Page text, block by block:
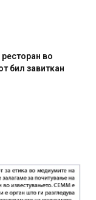
во
бил завиткан